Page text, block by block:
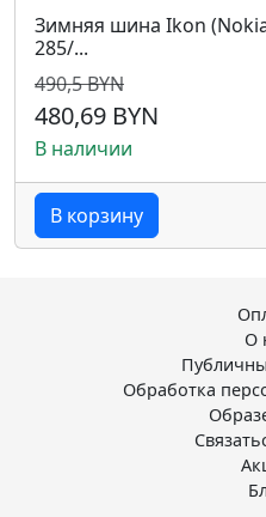
Зимняя шина Ikon
285/...
490,5 BYN
480,69 BYN
В наличии
В корзину
О
Обработка